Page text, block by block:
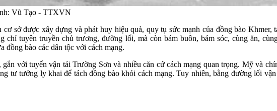
Vũ Tạo - TTXVN
sở được xây dựng và phát huy hiệu quả, quy tụ sức mạnh của đồng bào Khmer,
chỉ tuyên truyền chủ trương, đường lối, mà còn bám buôn, bám sóc, cùng ăn,
đồng bào các dân tộc với cách mạng.
với tuyến vận tải Trường Sơn và nhiều căn cứ cách mạng quan trọng. Mỹ và
tư tưởng ly khai để tách đồng bào khỏi cách mạng. Tuy nhiên, bằng đường lối